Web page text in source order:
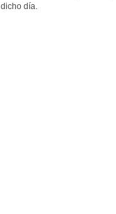
dicho día.